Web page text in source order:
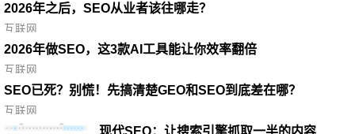
2026年之后，SEO从业者该往哪走？
互联网
2026年做SEO，这3款AI工具能让你效率翻倍
互联网
SEO已死？别慌！先搞清楚GEO和SEO到底差在哪？
互联网
现代SEO：让搜索引擎抓取一半的内容